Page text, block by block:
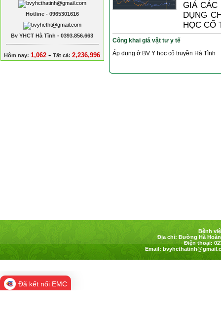
Hotline - 0965301616
Bv YHCT Hà Tĩnh - 0393.856.663
Hôm nay: 1,062 - Tất cả: 2,236,996
GIÁ CÁC
DỤNG
HỌC CỔ
Công khai giá vật tư y tế
Áp dụng ở BV Y học cổ truyền Hà Tĩnh
Bệnh
Địa chỉ: Đường Hà
Điện thoại:
Email:
Đã kết nối EMC